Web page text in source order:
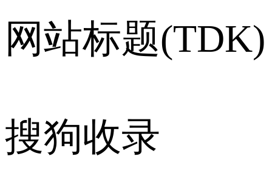
网站标题(TDK)
搜狗收录